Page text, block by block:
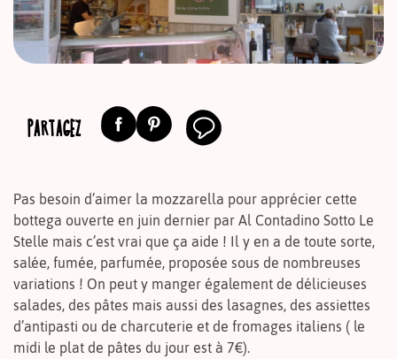
PARTAGEZ
Pas besoin d’aimer la mozzarella pour apprécier cette
bottega ouverte en juin dernier par Al Contadino Sotto Le
Stelle mais c’est vrai que ça aide ! Il y en a de toute sorte,
salée, fumée, parfumée, proposée sous de nombreuses
variations ! On peut y manger également de délicieuses
salades, des pâtes mais aussi des lasagnes, des assiettes
d’antipasti ou de charcuterie et de fromages italiens ( le
midi le plat de pâtes du jour est à 7€).